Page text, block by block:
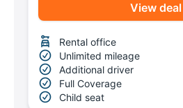
View deal
Rental office
Unlimited mileage
Additional driver
Full Coverage
Child seat